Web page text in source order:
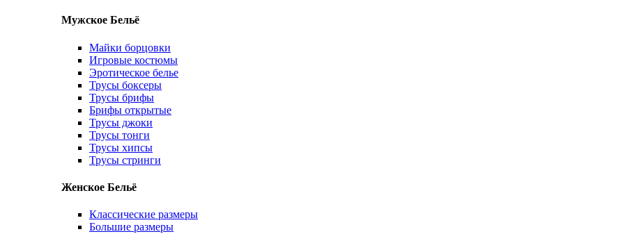
Мужское Бельё
Майки борцовки
Игровые костюмы
Эротическое белье
Трусы боксеры
Трусы брифы
Брифы открытые
Трусы джоки
Трусы тонги
Трусы хипсы
Трусы стринги
Женское Бельё
Классические размеры
Большие размеры